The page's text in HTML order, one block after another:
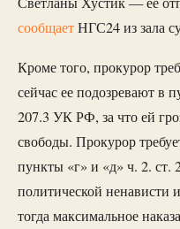
сообщаетНГС24 из зала
Кроме того, прокурор
сейчас ее подозревают в
207.3 УК РФ, за что ей
свободы. Прокурор
пункты «г» и «д» ч. 2.
политической ненависти
тогда максимальное